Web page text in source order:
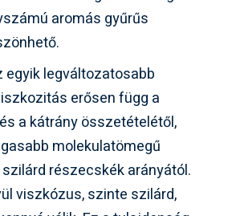
aromás gyűrűs
egyik legváltozatosabb
erősen függ a
a kátrány összetételétől,
molekulatömegű
részecskék arányától.
viszkózus, szinte szilárd,